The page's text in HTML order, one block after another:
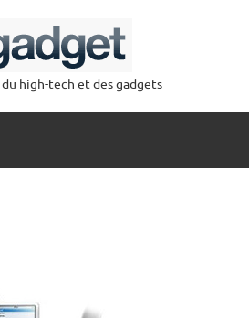
high-tech et des gadgets